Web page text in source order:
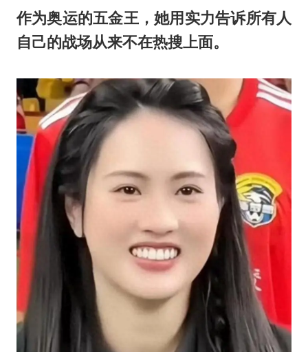
作为奥运的五金王，她用实力告诉所有人
自己的战场从来不在热搜上面。